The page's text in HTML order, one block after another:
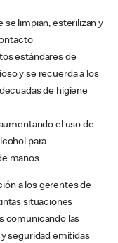
se limpian, esterilizan y
estándares de
y se recuerda a los
de higiene
el uso de
para
manos
a los gerentes de
situaciones
comunicando las
seguridad emitidas